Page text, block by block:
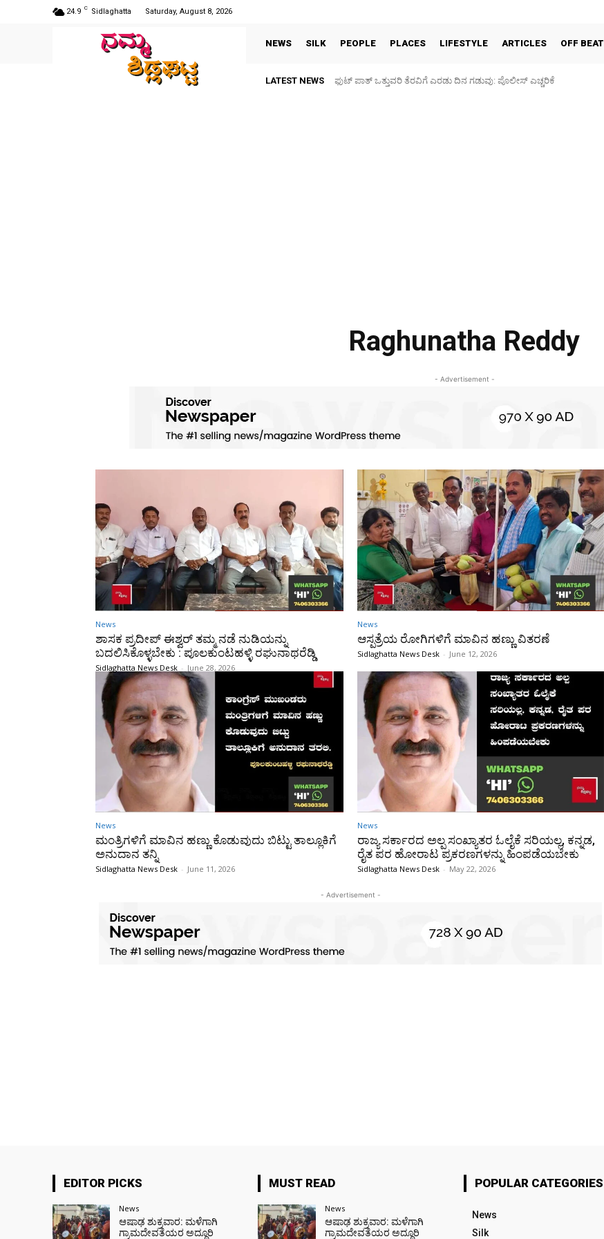
24.9 C Sidlaghatta Saturday, August 8, 2026
NEWS SILK PEOPLE PLACES LIFESTYLE ARTICLES OFF BEAT
LATEST NEWS ಫುಟ್‌ ಪಾತ್ ಒತ್ತುವರಿ ತೆರವಿಗೆ ಎರಡು ದಿನ ಗಡುವು: ಪೊಲೀಸ್ ಎಚ್ಚರಿಕೆ
Raghunatha Reddy
- Advertisement -
News
ಶಾಸಕ ಪ್ರದೀಪ್ ಈಶ್ವರ್ ತಮ್ಮ ನಡೆ ನುಡಿಯನ್ನು
ಬದಲಿಸಿಕೊಳ್ಳಬೇಕು : ಪೂಲಕುಂಟಹಳ್ಳಿ ರಘುನಾಥರೆಡ್ಡಿ
Sidlaghatta News Desk - June 28, 2026
News
ಆಸ್ಪತ್ರೆಯ ರೋಗಿಗಳಿಗೆ ಮಾವಿನ ಹಣ್ಣು ವಿತರಣೆ
Sidlaghatta News Desk - June 12, 2026
News
ಮಂತ್ರಿಗಳಿಗೆ ಮಾವಿನ ಹಣ್ಣು ಕೊಡುವುದು ಬಿಟ್ಟು ತಾಲ್ಲೂಕಿಗೆ
ಅನುದಾನ ತನ್ನಿ
Sidlaghatta News Desk - June 11, 2026
News
ರಾಜ್ಯ ಸರ್ಕಾರದ ಅಲ್ಪ ಸಂಖ್ಯಾತರ ಓಲೈಕೆ ಸರಿಯಲ್ಲ, ಕನ್ನಡ,
ರೈತ ಪರ ಹೋರಾಟ ಪ್ರಕರಣಗಳನ್ನು ಹಿಂಪಡೆಯಬೇಕು
Sidlaghatta News Desk - May 22, 2026
- Advertisement -
EDITOR PICKS
News
ಆಷಾಢ ಶುಕ್ರವಾರ: ಮಳೆಗಾಗಿ
ಗ್ರಾಮದೇವತೆಯರ ಅದ್ದೂರಿ
MUST READ
News
ಆಷಾಢ ಶುಕ್ರವಾರ: ಮಳೆಗಾಗಿ
ಗ್ರಾಮದೇವತೆಯರ ಅದ್ದೂರಿ
POPULAR CATEGORIES
News
Silk